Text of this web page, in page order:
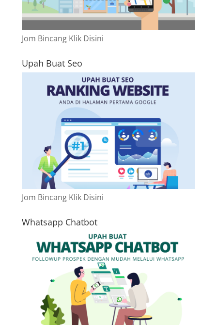
Jom Bincang Klik Disini
Upah Buat Seo
Jom Bincang Klik Disini
Whatsapp Chatbot